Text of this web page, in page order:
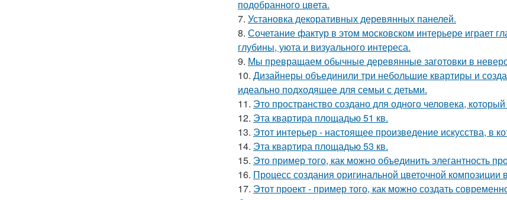
подобранного цвета.
7. Установка декоративных деревянных панелей.
8. Сочетание фактур в этом московском интерьере играет
глубины, уюта и визуального интереса.
9. Мы превращаем обычные деревянные заготовки в
10. Дизайнеры объединили три небольшие квартиры и
идеально подходящее для семьи с детьми.
11. Это пространство создано для одного человека,
12. Эта квартира площадью 51 кв.
13. Этот интерьер - настоящее произведение искусства, в
14. Эта квартира площадью 53 кв.
15. Это пример того, как можно объединить элегантность
16. Процесс создания оригинальной цветочной композиции
17. Этот проект - пример того, как можно создать